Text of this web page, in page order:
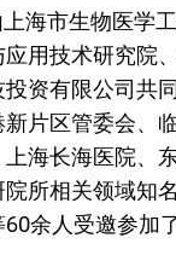
海市生物医学
用技术研究院
资有限公司共
片区管委会、
海长海医院、
所相关领域知
余人受邀参加